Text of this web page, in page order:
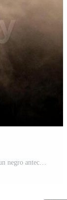
el año 2026 emerge desde un nube de polvo en un negro antecedentes Foto Pro